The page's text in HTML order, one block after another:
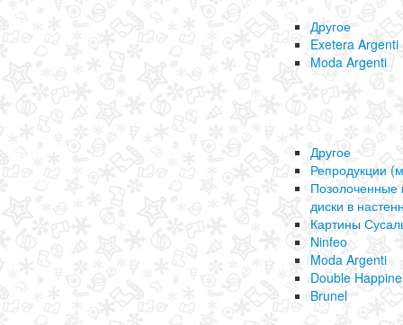
Другое
Exetera Argenti
Moda Argenti
Другое
Репродукции
Позолоченные
диски в
Картины
Ninfeo
Moda Argenti
Double
Brunel